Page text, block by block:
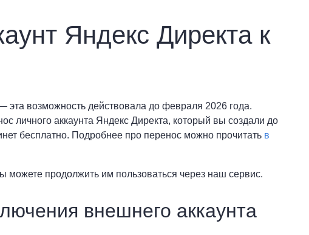
Яндекс Директа к
возможность действовала до февраля 2026 года.
личного аккаунта Яндекс Директа, который вы создали до
бесплатно. Подробнее про перенос можно прочитать в
можете продолжить им пользоваться через наш сервис.
внешнего аккаунта